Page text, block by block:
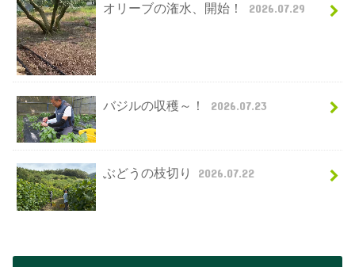
オリーブの潅水、開始！ 2026.07.29
バジルの収穫～！ 2026.07.23
ぶどうの枝切り 2026.07.22